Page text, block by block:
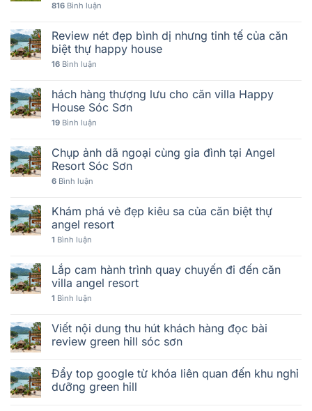
816 Bình luận
Review nét đẹp bình dị nhưng tinh tế của căn
biệt thự happy house
16 Bình luận
hách hàng thượng lưu cho căn villa Happy
House Sóc Sơn
19 Bình luận
Chụp ảnh dã ngoại cùng gia đình tại Angel
Resort Sóc Sơn
6 Bình luận
Khám phá vẻ đẹp kiêu sa của căn biệt thự
angel resort
1 Bình luận
Lắp cam hành trình quay chuyến đi đến căn
villa angel resort
1 Bình luận
Viết nội dung thu hút khách hàng đọc bài
review green hill sóc sơn
Đẩy top google từ khóa liên quan đến khu nghỉ
dưỡng green hill